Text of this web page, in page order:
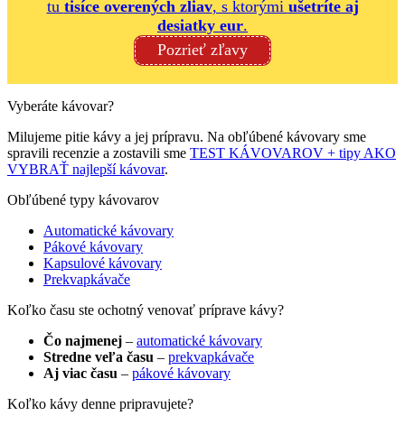
tu tisíce overených zliav, s ktorými ušetríte aj
desiatky eur.
Pozrieť zľavy
Vyberáte kávovar?
Milujeme pitie kávy a jej prípravu. Na obľúbené kávovary sme
spravili recenzie a zostavili sme TEST KÁVOVAROV + tipy AKO
VYBRAŤ najlepší kávovar.
Obľúbené typy kávovarov
Automatické kávovary
Pákové kávovary
Kapsulové kávovary
Prekvapkávače
Koľko času ste ochotný venovať príprave kávy?
Čo najmenej – automatické kávovary
Stredne veľa času – prekvapkávače
Aj viac času – pákové kávovary
Koľko kávy denne pripravujete?